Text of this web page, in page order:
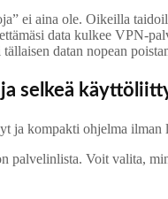
ei aina ole. Oikeilla
data kulkee VPN-
datan nopean
selkeä
ja kompakti ohjelma
palvelinlista. Voit valita,